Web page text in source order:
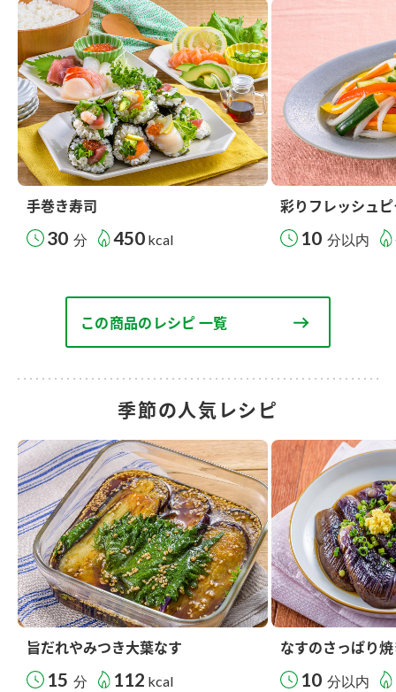
手巻き寿司
30 分 450 kcal
彩りフレッシュ
10 分以内
この商品のレシピ 一覧
季節の人気レシピ
旨だれやみつき大葉なす
15 分 112 kcal
なすのさっぱり
10 分以内